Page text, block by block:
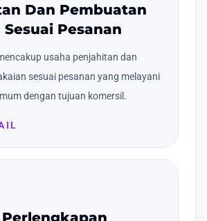
Dan Pembuatan
Pesanan
usaha penjahitan dan
sesuai pesanan yang melayani
dengan tujuan komersil.